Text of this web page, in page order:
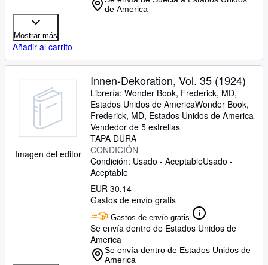
de America
Mostrar más
Añadir al carrito
Imagen del editor
Innen-Dekoration, Vol. 35 (1924)
Librería: Wonder Book, Frederick, MD,
Estados Unidos de AmericaWonder Book,
Frederick, MD, Estados Unidos de America
Vendedor de 5 estrellas
TAPA DURA
CONDICIÓN
Condición: Usado - AceptableUsado -
Aceptable
EUR 30,14
Gastos de envío gratis
Gastos de envío gratis
Se envía dentro de Estados Unidos de
America
Se envía dentro de Estados Unidos de
America